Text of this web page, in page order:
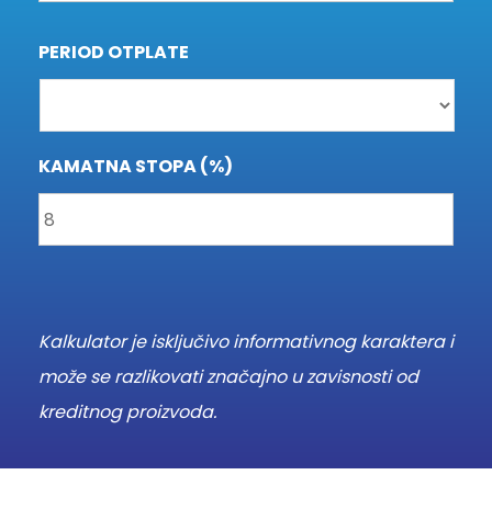
PERIOD OTPLATE
KAMATNA STOPA (%)
Kalkulator je isključivo informativnog karaktera i
može se razlikovati značajno u zavisnosti od
kreditnog proizvoda.